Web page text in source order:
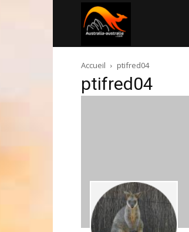
australie.com
Accueil ptifred04
ptifred04